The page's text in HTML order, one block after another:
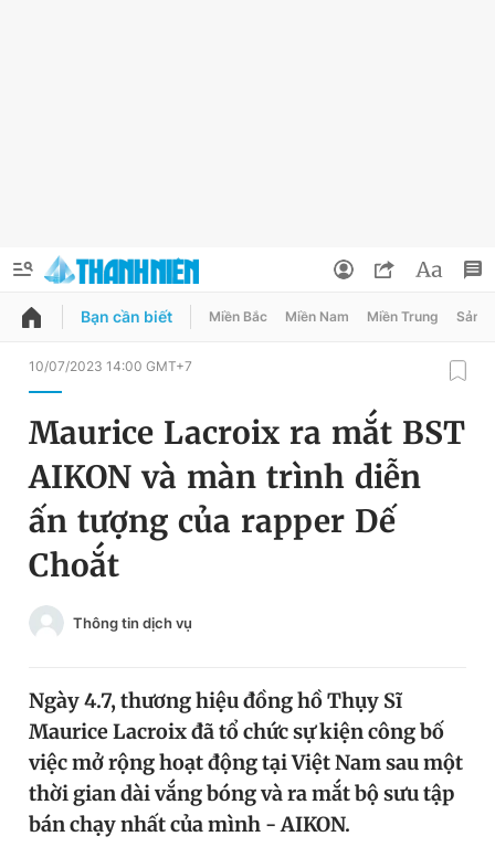
QUẢNG CÁO ĐẶT BÁO
Chuyên mục
Chuyên mục khác
Chào ngày mới
Tin thị trường
Video Magazine
Sản phẩm khác
Tiện ích Bạn cần biết
Đổi mật khẩu
Tin đã lưu
Tin đã xem
Bạn cần biết Miền Bắc Miền Nam Miền Trung Sản
10/07/2023 14:00 GMT+7
Maurice Lacroix ra mắt BST
AIKON và màn trình diễn
ấn tượng của rapper Dế
Choắt
Thông tin dịch vụ
Ngày 4.7, thương hiệu đồng hồ Thụy Sĩ
Maurice Lacroix đã tổ chức sự kiện công bố
việc mở rộng hoạt động tại Việt Nam sau một
thời gian dài vắng bóng và ra mắt bộ sưu tập
bán chạy nhất của mình - AIKON.